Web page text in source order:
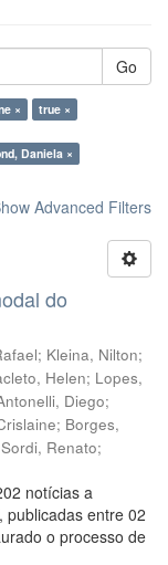
Go
×
true ×
Daniela ×
Advanced Filters
do
; Kleina, Nilton;
Helen; Lopes,
Diego;
; Borges,
Sordi, Renato;
notícias a
publicadas entre 02
o processo de